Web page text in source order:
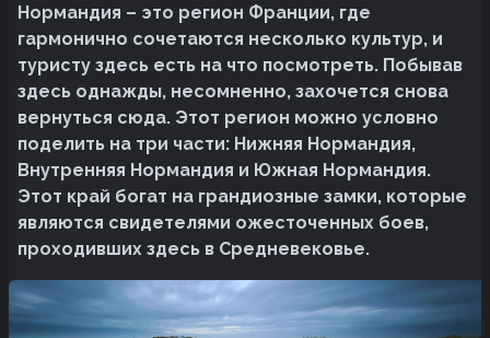
Нормандия – это регион Франции, где
гармонично сочетаются несколько культур, и
туристу здесь есть на что посмотреть. Побывав
здесь однажды, несомненно, захочется снова
вернуться сюда. Этот регион можно условно
поделить на три части: Нижняя Нормандия,
Внутренняя Нормандия и Южная Нормандия.
Этот край богат на грандиозные замки, которые
являются свидетелями ожесточенных боев,
проходивших здесь в Средневековье.